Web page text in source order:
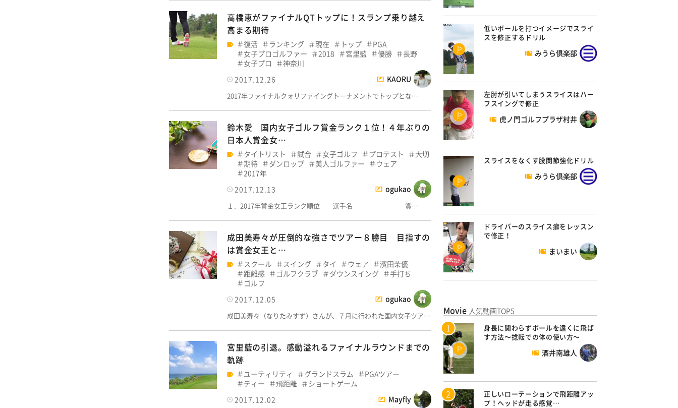
高橋恵がファイナルQTトップに！スランプ乗り越え
高まる期待
復活 ランキング 現在 トップ
PGA
女子プロゴルファー
2018 宮里藍 優勝
長野
女子プロ
神奈川
2017.12.26
KAORU
2017年ファイナルクォリファイングトーナメントでトップとな…
鈴木愛 国内女子ゴルフ賞金ランク１位！４年ぶりの
日本人賞金女…
タイトリスト 試合 女子ゴルフ プロテスト
大切
期待
ダンロップ 美人ゴルファー
ウェア
2017年
2017.12.13
ogukao
１．2017年賞金女王ランク順位 選手名 賞…
成田美寿々が圧倒的な強さでツアー８勝目 目指すの
は賞金女王と…
スクール スイング タイ ウェア
濱田茉優
距離感
ゴルフクラブ ダウンスイング
手打ち
ゴルフ
2017.12.05
ogukao
成田美寿々（なりたみすず）さんが、７月に行われた国内女子ツア…
宮里藍の引退。感動溢れるファイナルラウンドまでの
軌跡
ユーティリティ グランドスラム
PGAツアー
ティー
飛距離
ショートゲーム
2017.12.02
Mayfly
低いボールを打つイメージでスライ
スを修正するドリル
みうら倶楽部
左肘が引いてしまうスライスはハー
フスイングで修正
虎ノ門ゴルフプラザ村井
スライスをなくす股関節強化ドリル
みうら倶楽部
ドライバーのスライス癖をレッスン
で修正！
まいまい
Movie 人気動画TOP5
身長に関わらずボールを遠くに飛ば
す方法～捻転での体の使い方～
酒井南雄人
正しいローテーションで飛距離アッ
プ！ヘッドが走る感覚…